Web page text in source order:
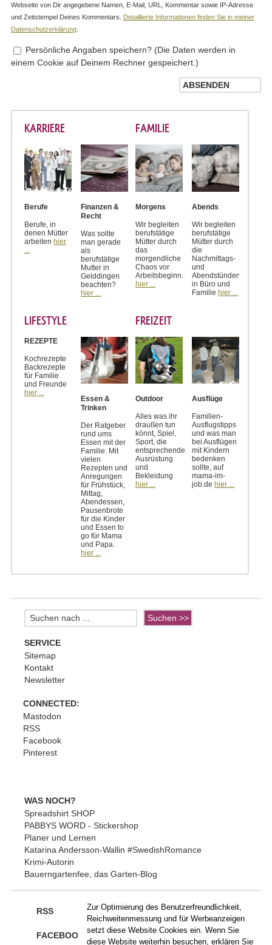
Zur Optimierung des Benutzerfreundlichkeit,
Reichweitenmessung und für Werbeanzeigen
setzt diese Website Cookies ein. Wenn Sie
diese Website weiterhin besuchen, erklären Sie
Webseite von Dir angegebene Namen, E-Mail, URL, Kommentar sowie IP-Adresse
und Zeitstempel Deines Kommentars. Detaillierte Informationen finden Sie in meiner
Datenschutzerklärung
Persönliche Angaben speichern? (Die Daten werden in
einem Cookie auf Deinem Rechner gespeichert.)
KARRIERE
Berufe
Berufe, in
denen Mütter
arbeiten hier
Finanzen &
Recht
Was sollte
man gerade
als
berufstätige
Mutter in
Gelddingen
beachten?
hier ...
FAMILIE
Morgens
Wir begleiten
berufstätige
Mütter durch
das
morgendliche
Chaos vor
Arbeitsbeginn.
hier ...
Abends
Wir begleiten
berufstätige
Mütter durch
die
Nachmittags-
und
Abendstünden
in Büro und
Familiehier ...
LIFESTYLE
REZEPTE
Kochrezepte
Backrezepte
für Familie
und Freunde
hier ...
Essen &
Trinken
Der Ratgeber
rund ums
Essen mit der
Familie. Mit
vielen
Rezepten und
Anregungen
für Frühstück,
Mittag,
Abendessen,
Pausenbrote
für die Kinder
und Essen to
go für Mama
und Papa.
hier ...
FREIZEIT
Outdoor
Alles was ihr
draußen tun
könnt, Spiel,
Sport, die
entsprechende
Ausrüstung
und
Bekleidung
hier ...
Ausflüge
Familien-
Ausflugstipps
und was man
bei Ausflügen
mit Kindern
bedenken
sollte, auf
mama-im-
job.de hier ...
SERVICE
Sitemap
Kontakt
Newsletter
CONNECTED:
Mastodon
RSS
Facebook
Pinterest
WAS NOCH?
Spreadshirt SHOP
PABBYS WORD - Stickershop
Planer und Lernen
Katarina Andersson-Wallin #SwedishRomance
Krimi-Autorin
Bauerngartenfee, das Garten-Blog
RSS
FACEBOOK